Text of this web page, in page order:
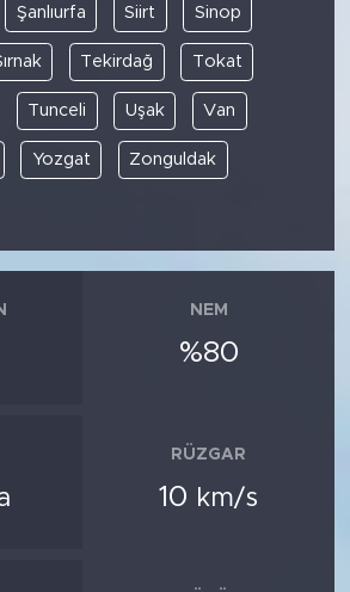
Şanlıurfa Siirt Sinop
Tekirdağ Tokat
Tunceli Uşak Van
Yozgat Zonguldak
NEM
%80
RÜZGAR
10 km/s